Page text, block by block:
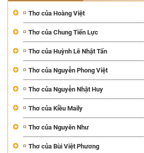
Thơ của Hoàng Việt
Thơ của Chung Tiến Lực
Thơ của Huỳnh Lê Nhật Tấn
Thơ của Nguyễn Phong Việt
Thơ của Nguyễn Nhật Huy
Thơ của Kiều Maily
Thơ của Nguyên Như
Thơ của Bùi Việt Phương